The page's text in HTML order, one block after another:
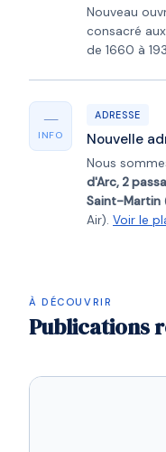
Nouveau
consacré
de 1660 à
—
INFO
ADRESSE
Nouvelle
Nous
d'Arc, 2
Saint-Martin
Air). Voir le
À DÉCOUVRIR
Publications